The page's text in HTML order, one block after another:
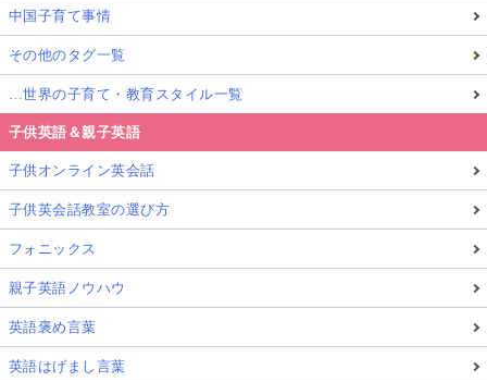
中国子育て事情
その他のタグ一覧
…世界の子育て・教育スタイル一覧
子供英語＆親子英語
子供オンライン英会話
子供英会話教室の選び方
フォニックス
親子英語ノウハウ
英語褒め言葉
英語はげまし言葉